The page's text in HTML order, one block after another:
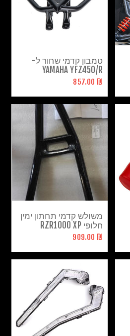
טמבון קדמי שחור ל-
YAMAHA YFZ450/R
₪ 857.00
משולש קדמי תחתון ימין
חלופי RZR1000 XP
₪ 909.00